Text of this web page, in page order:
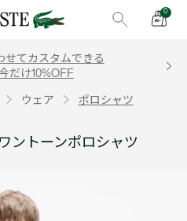
0
せてカスタムできる
だけ10%OFF
ウェア ポロシャツ
ントーンポロシャツ